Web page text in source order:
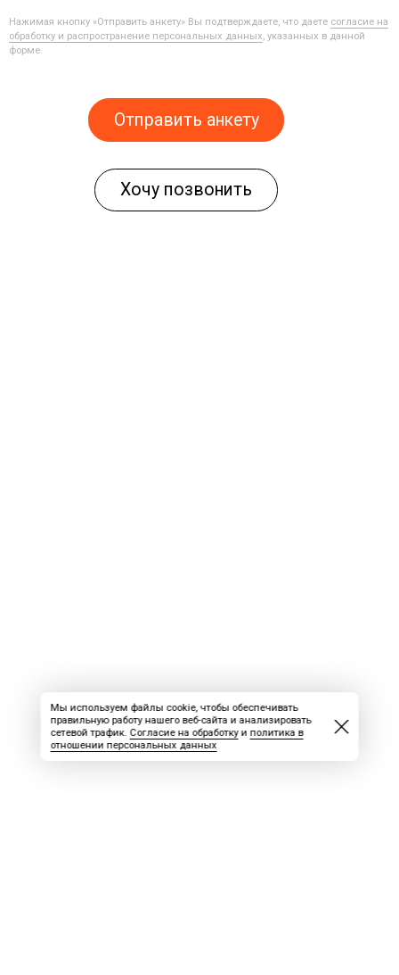
Нажимая кнопку «Отправить анкету» Вы подтверждаете, что даете согласие на
обработку и распространение персональных данных, указанных в данной
форме.
Отправить анкету
Хочу позвонить
Мы используем файлы cookie, чтобы обеспечивать
правильную работу нашего веб-сайта и анализировать
сетевой трафик. Согласие на обработкуи политика в
отношении персональных данных